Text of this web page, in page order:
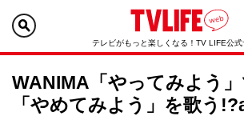
テレビがもっと楽しくなる！TV LIFE公式
WANIMA「やってみよう」
「やめてみよう」を歌う